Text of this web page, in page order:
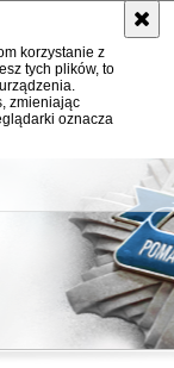
korzystanie z
tych plików, to
zmieniając
oznacza